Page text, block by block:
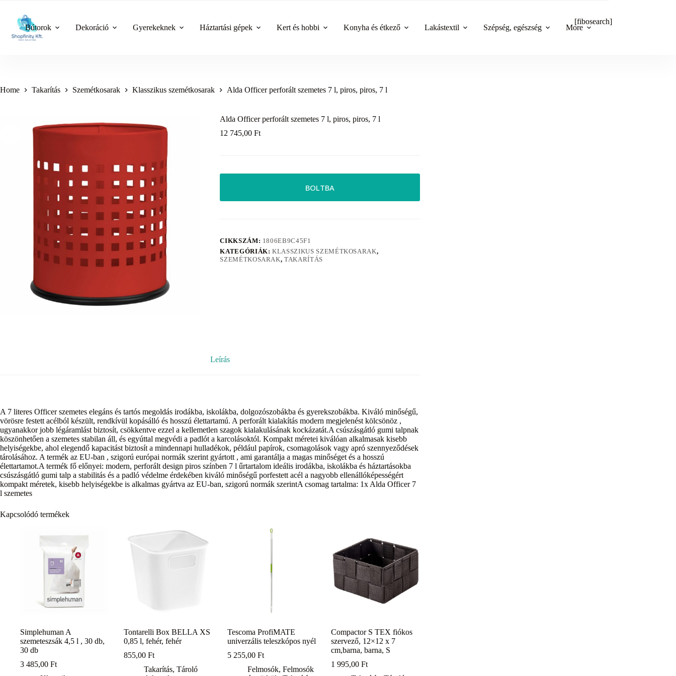
content
Bútorok Dekoráció Gyerekeknek Háztartási gépek Kert és hobbi Konyha és étkező Lakástextil Szépség, egészség More
[fibosearch]
Home Takarítás Szemétkosarak Klasszikus szemétkosarak Alda Officer perforált szemetes 7 l, piros, piros, 7 l
Alda Officer perforált szemetes 7 l, piros, piros, 7 l
12 745,00Ft
BOLTBA
CIKKSZÁM: 1806EB9C45F1
KATEGÓRIÁK:KLASSZIKUS SZEMÉTKOSARAK,
SZEMÉTKOSARAK,TAKARÍTÁS
Leírás
A 7 literes Officer szemetes elegáns és tartós megoldás irodákba, iskolákba, dolgozószobákba és gyerekszobákba. Kiváló minőségű,
vörösre festett acélból készült, rendkívül kopásálló és hosszú élettartamú. A perforált kialakítás modern megjelenést kölcsönöz ,
ugyanakkor jobb légáramlást biztosít, csökkentve ezzel a kellemetlen szagok kialakulásának kockázatát.A csúszásgátló gumi talpnak
köszönhetően a szemetes stabilan áll, és egyúttal megvédi a padlót a karcolásoktól. Kompakt méretei kiválóan alkalmasak kisebb
helyiségekbe, ahol elegendő kapacitást biztosít a mindennapi hulladékok, például papírok, csomagolások vagy apró szennyeződések
tárolásához. A termék az EU-ban , szigorú európai normák szerint gyártott , ami garantálja a magas minőséget és a hosszú
élettartamot.A termék fő előnyei: modern, perforált design piros színben 7 l űrtartalom ideális irodákba, iskolákba és háztartásokba
csúszásgátló gumi talp a stabilitás és a padló védelme érdekében kiváló minőségű porfestett acél a nagyobb ellenállóképességért
kompakt méretek, kisebb helyiségekbe is alkalmas gyártva az EU-ban, szigorú normák szerintA csomag tartalma: 1x Alda Officer 7
l szemetes
Kapcsolódó termékek
Simplehuman A
szemeteszsák 4,5 l , 30 db,
30 db
3 485,00 Ft
Tontarelli Box BELLA XS
0,85 l, fehér, fehér
855,00Ft
Takarítás,Tároló
Tescoma ProfiMATE
univerzális teleszkópos nyél
5 255,00Ft
Felmosók,Felmosók
Compactor S TEX fiókos
szervező, 12×12 x 7
cm,barna, barna, S
1 995,00Ft